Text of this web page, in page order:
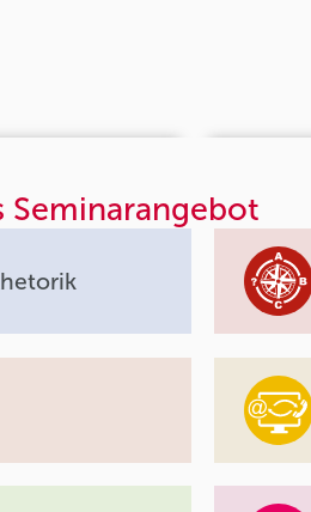
Seminarangebot